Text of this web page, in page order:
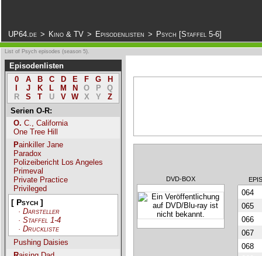
UP64.de > Kino & TV > Episodenlisten > Psych [Staffel 5-6]
List of Psych episodes (season 5).
Episodenlisten
0
A B C D E F G
H
J K L M N O P
Q
R
S T U V W X Y
Z
Serien O-R:
O. C., California
One Tree Hill
Painkiller Jane
Paradox
Polizeibericht Los Angeles
Primeval
Private Practice
Privileged
[ Psych ]
· Darsteller
· Staffel 1-4
· Druckliste
Pushing Daisies
DVD-BOX
064
065
066
067
068